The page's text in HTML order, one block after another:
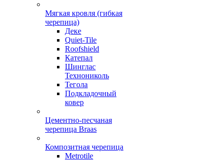
Мягкая кровля (гибкая
черепица)
Деке
Quiet-Tile
Roofshield
Катепал
Шинглас
Технониколь
Тегола
Подкладочный
ковер
Цементно-песчаная
черепица Braas
Композитная черепица
Metrotile